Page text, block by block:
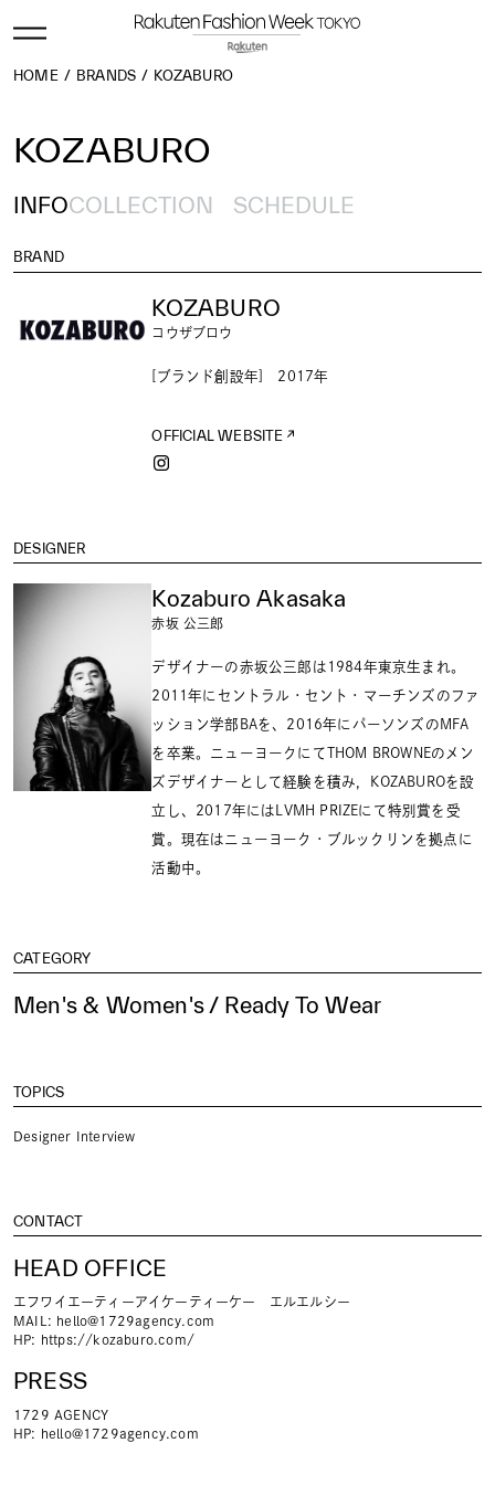
HOME BRANDS KOZABURO
KOZABURO
INFOCOLLECTION SCHEDULE
BRAND
KOZABURO
コウザブロウ
[ブランド創設年] 2017年
OFFICIAL WEBSITE
DESIGNER
Kozaburo Akasaka
赤坂 公三郎
デザイナーの赤坂公三郎は1984年東京生まれ。
2011年にセントラル・セント・マーチンズのファ
ッション学部BAを、2016年にパーソンズのMFA
を卒業。ニューヨークにてTHOM BROWNEのメン
ズデザイナーとして経験を積み，KOZABUROを設
立し、2017年にはLVMH PRIZEにて特別賞を受
賞。現在はニューヨーク・ブルックリンを拠点に
活動中。
CATEGORY
Men's & Women's / Ready To Wear
TOPICS
Designer Interview
CONTACT
HEAD OFFICE
エフワイエーティーアイケーティーケー エルエルシー
MAIL: hello@1729agency.com
HP: https://kozaburo.com/
PRESS
1729 AGENCY
HP: hello@1729agency.com